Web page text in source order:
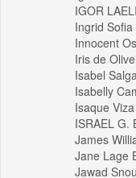
IGOR
Ingrid
Innocent
Iris de
Isabel
Isabelly
Isaque
ISRAEL G.
James
Jane Lage
Jawad